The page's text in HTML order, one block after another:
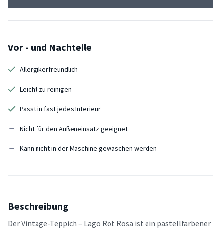
Vor - und Nachteile
Allergikerfreundlich
Leicht zu reinigen
Passt in fast jedes Interieur
Nicht für den Außeneinsatz geeignet
Kann nicht in der Maschine gewaschen werden
Beschreibung
Der Vintage-Teppich – Lago Rot Rosa ist ein pastellfarbener